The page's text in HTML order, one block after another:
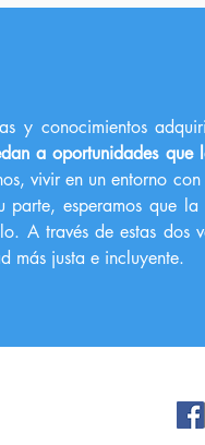
y conocimientos
a oportunidades que
vivir en un entorno con
esperamos que la
A través de estas dos
más justa e incluyente.